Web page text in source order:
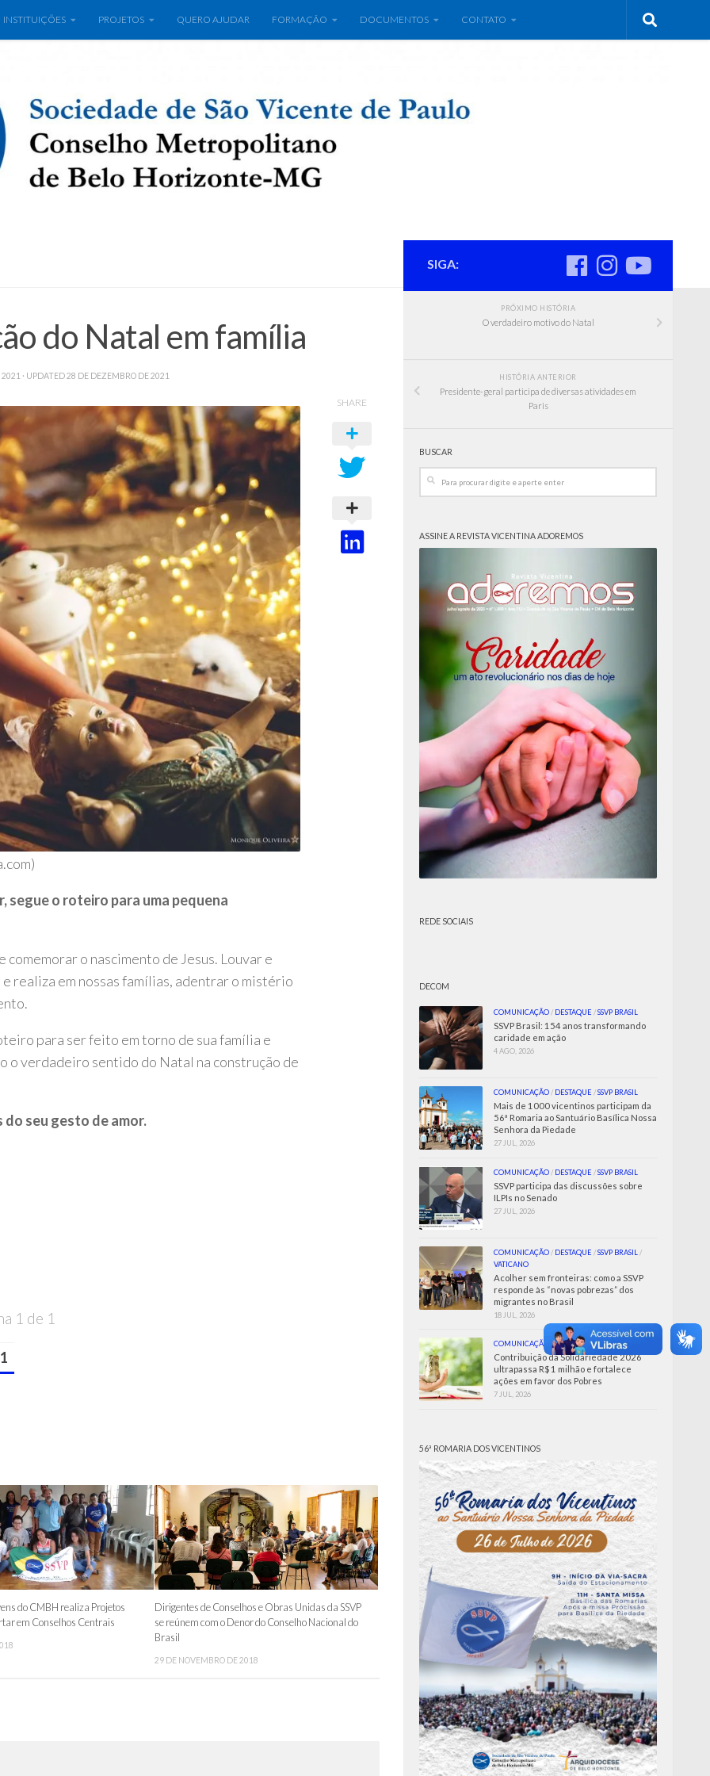
INSTITUIÇÕES PROJETOS QUERO AJUDAR FORMAÇÃO DOCUMENTOS CONTATO
do Natal em família
· UPDATED28 DE DEZEMBRO DE 2021
segue o roteiro para uma pequena
o nascimento de Jesus. Louvar e
realiza em nossas famílias, adentrar o mistério
para ser feito em torno de sua família e
o verdadeiro sentido do Natal na construção de
do seu gesto de amor.
1 de 1
1
SHARE
do CMBH realiza Projetos
em Conselhos Centrais
Dirigentes de Conselhos e Obras Unidas da SSVP
se reúnem com o Denor do Conselho Nacional do
Brasil
29 DE NOVEMBRO DE 2018
SIGA:
PRÓXIMO HISTÓRIA
O verdadeiro motivo do Natal
HISTÓRIA ANTERIOR
Presidente-geral participa de diversas atividades em
Paris
BUSCAR
ASSINE A REVISTA VICENTINA ADOREMOS
REDE SOCIAIS
DECOM
COMUNICAÇÃO / DESTAQUE /SSVP BRASIL
SSVP Brasil: 154 anos transformando
caridade em ação
4 AGO, 2026
COMUNICAÇÃO / DESTAQUE /SSVP BRASIL
Mais de 1000 vicentinos participam da
56ª Romaria ao Santuário Basílica Nossa
Senhora da Piedade
27 JUL, 2026
COMUNICAÇÃO / DESTAQUE /SSVP BRASIL
SSVP participa das discussões sobre
ILPIs no Senado
27 JUL, 2026
COMUNICAÇÃO / DESTAQUE /SSVP BRASIL /
VATICANO
Acolher sem fronteiras: como a SSVP
responde às “novas pobrezas” dos
migrantes no Brasil
18 JUL, 2026
COMUNICAÇÃO /SSVP BRASIL
Contribuição da Solidariedade 2026
ultrapassa R$ 1 milhão e fortalece
ações em favor dos Pobres
7 JUL, 2026
56ª ROMARIA DOS VICENTINOS